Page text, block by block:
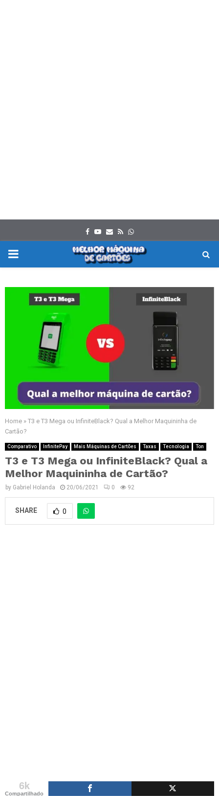
Facebook
Youtube
Email
RssWhatsapp
PRIMARY
Home » T3 e T3 Mega ou InfiniteBlack? Qual a Melhor Maquininha de
Cartão?
Comparativo InfinitePay Mais Máquinas de Cartões Taxas Tecnologia Ton
T3 e T3 Mega ou InfiniteBlack? Qual a
Melhor Maquininha de Cartão?
by Gabriel Holanda 20/06/2021 0 92
SHARE 0
6k
Compartilhado